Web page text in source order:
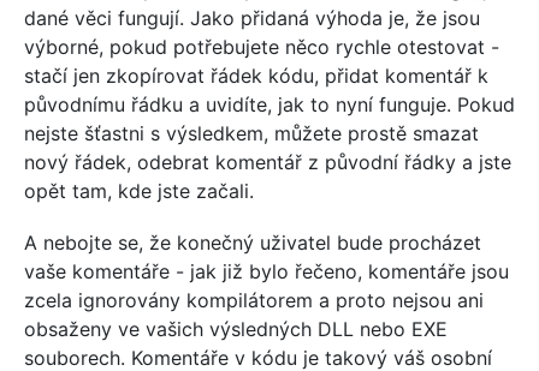
dané věci fungují. Jako přidaná výhoda je, že jsou
výborné, pokud potřebujete něco rychle otestovat -
stačí jen zkopírovat řádek kódu, přidat komentář k
původnímu řádku a uvidíte, jak to nyní funguje. Pokud
nejste šťastni s výsledkem, můžete prostě smazat
nový řádek, odebrat komentář z původní řádky a jste
opět tam, kde jste začali.
A nebojte se, že konečný uživatel bude procházet
vaše komentáře - jak již bylo řečeno, komentáře jsou
zcela ignorovány kompilátorem a proto nejsou ani
obsaženy ve vašich výsledných DLL nebo EXE
souborech. Komentáře v kódu je takový váš osobní